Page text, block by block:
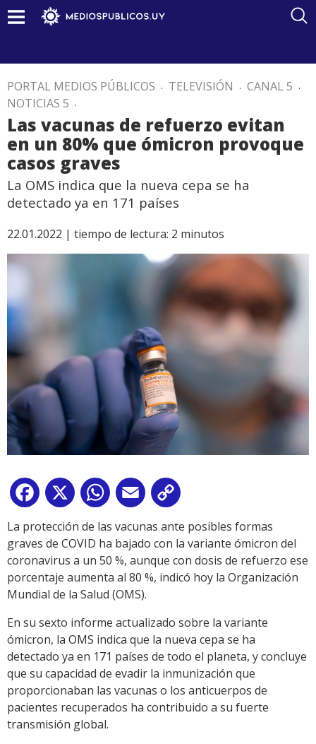
PORTAL MEDIOS PÚBLICOS . TELEVISIÓN . CANAL 5 .
NOTICIAS 5 .
Las vacunas de refuerzo evitan
en un 80% que ómicron provoque
casos graves
La OMS indica que la nueva cepa se ha
detectado ya en 171 países
22.01.2022 | tiempo de lectura: 2 minutos
Facebook
X WhatsApp
Email
Link
La protección de las vacunas ante posibles formas
graves de COVID ha bajado con la variante ómicron del
coronavirus a un 50 %, aunque con dosis de refuerzo ese
porcentaje aumenta al 80 %, indicó hoy la Organización
Mundial de la Salud (OMS).
En su sexto informe actualizado sobre la variante
ómicron, la OMS indica que la nueva cepa se ha
detectado ya en 171 países de todo el planeta, y concluye
que su capacidad de evadir la inmunización que
proporcionaban las vacunas o los anticuerpos de
pacientes recuperados ha contribuido a su fuerte
transmisión global.